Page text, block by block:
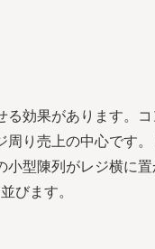
効果があります。
り売上の中心です。
型陳列がレジ横に
びます。